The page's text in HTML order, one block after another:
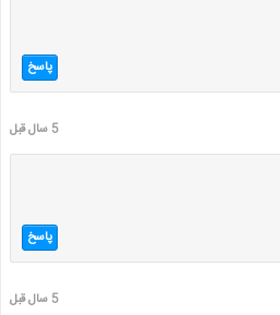
پاسخ
5 سال قبل
پاسخ
5 سال قبل